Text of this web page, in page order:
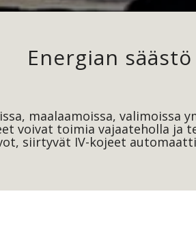
Energian säästö
maalaamoissa, valimoissa
voivat toimia vajaateholla ja
siirtyvät IV-kojeet